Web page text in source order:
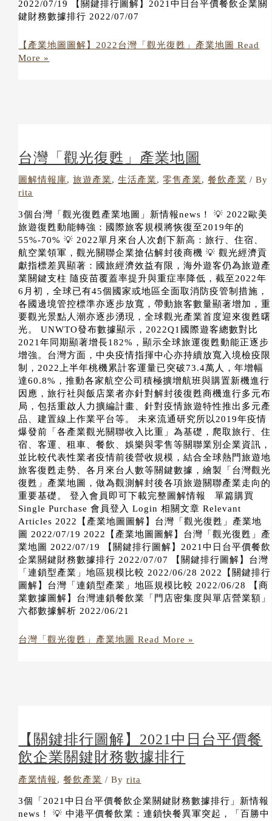
2022/07/19 【關鍵排行圖解】2021中日台平價餐飲企業關
鍵財務數據排行 2022/07/07
【產業地圖圖解】2022台灣「觀光復甦」產業地圖 Read
More »
台灣「觀光復甦」產業地圖
圖解情報庫,旅遊產業,生活產業,零售產業,餐飲產業 / By
rita
3個台灣「觀光復甦產業地圖」新情報news！ 💡 2022歐美
旅遊復甦動能轉強：國際旅客規模將恢復至2019年的
55%-70% 💡 2022單月來台人次創下新高：旅行、住宿、
航空業領軍，觀光關聯企業搶佔解封後商機 💡 觀光經濟貢
獻指標差異顯著：國旅經濟效益有限，海外遊客仍為旅遊產
業關鍵支柱 隨疫苗覆蓋率提升與重症率降低，截至2022年
6月初，全球已有45個國家或地區全面取消防疫管制措施，
各國邊境管控標準亦逐步放寬，帶動旅客數量顯著增加，重
要觀光景點人潮亦逐步湧現，全球觀光產業首度迎來復甦曙
光。 UNWTO發布數據顯示，2022Q1國際遊客總數對比
2021年同期顯著增長182%，顯示全球旅運復甦動能正逐步
增強。台灣方面，中央疫情指揮中心亦持續放寬入境檢疫限
制，2022上半年桃機累計客運量已突破73.4萬人，年增幅
達60.8%，推動各家航空公司積極擴增航班與購置新機進行
因應，旅行社與飯店業者亦針對解封後復甦商機進行多元布
局，包括重啟人力擴編計畫、針對疫情旅遊特性推出多元產
品、建置線上作業平台等。 未來流通研究所以2019年疫情
爆發前「各產業觀光關聯收入比重」為基礎，爬取旅行、住
宿、客運、租車、餐飲、娛樂與零售等關聯業別企業資訊，
並比較代表性業者疫情前後營收規模，結合全球熱門旅遊地
旅客復甦走勢、各月來台人數等關鍵數據，繪製「台灣觀光
復甦」產業地圖，做為觀測解封後各項旅遊關聯產業走向的
重要基礎。 登入會員即可下載完整圖解情報 單篇購買
Single Purchase 會員登入 Login 相關文章 Relevant
Articles 2022【產業地圖圖解】台灣「觀光復甦」產業地
圖 2022/07/19 2022【產業地圖圖解】台灣「觀光復甦」產
業地圖 2022/07/19 【關鍵排行圖解】2021中日台平價餐飲
企業關鍵財務數據排行 2022/07/07 【關鍵排行圖解】台灣
「連鎖型產業」地區規模比較 2022/06/28 2022【關鍵排行
圖解】台灣「連鎖型產業」地區規模比較 2022/06/28 【商
業數據圖解】台灣連鎖餐飲業「門店密集度與單店營業額」
六都數據解析 2022/06/21
台灣「觀光復甦」產業地圖 Read More »
【關鍵排行圖解】2021中日台平價餐
飲企業關鍵財務數據排行
產業情報,餐飲產業 / Byrita
3個「2021中日台平價餐飲企業關鍵財務數據排行」新情報
news！ 💡 中港平價餐飲業：連鎖快餐異軍突起，「百勝中